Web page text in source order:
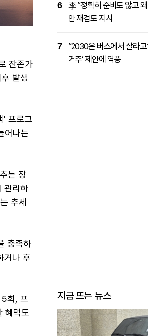
잔존가
발생
' 프로그
어나는
는 장
관리하
추세
충족하
거나 후
5회, 프
혜택도
6 李 “정확히 준비도 않고
안 재검토 지시
7 “2030은 버스에서 살라고
거주’ 제안에 역풍
지금 뜨는 뉴스